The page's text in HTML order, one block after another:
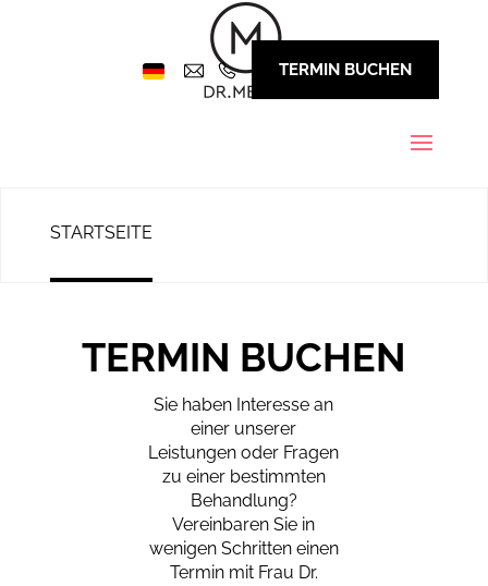
TERMIN BUCHEN
STARTSEITE
TERMIN BUCHEN
Sie haben Interesse an
einer unserer
Leistungen oder Fragen
zu einer bestimmten
Behandlung?
Vereinbaren Sie in
wenigen Schritten einen
Termin mit Frau Dr.